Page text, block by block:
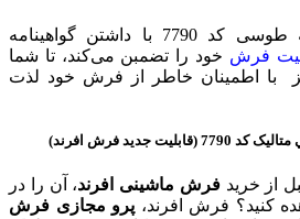
فرش ماشینی 700 شانه طوسی كد 7790 با داشتن گواهینامه
فرش خود را تضمبن می‌کند، تا شما
با اطمینان خاطر از فرش خود لذت
جدید فرش افرند)
از خریدفرش ماشینی افرند، آن را در
کنید؟ فرش افرند، پرو مجازی فرش